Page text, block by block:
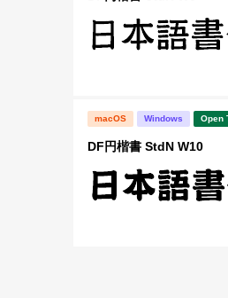
macOS Windows Open
DF円楷書 StdN W10